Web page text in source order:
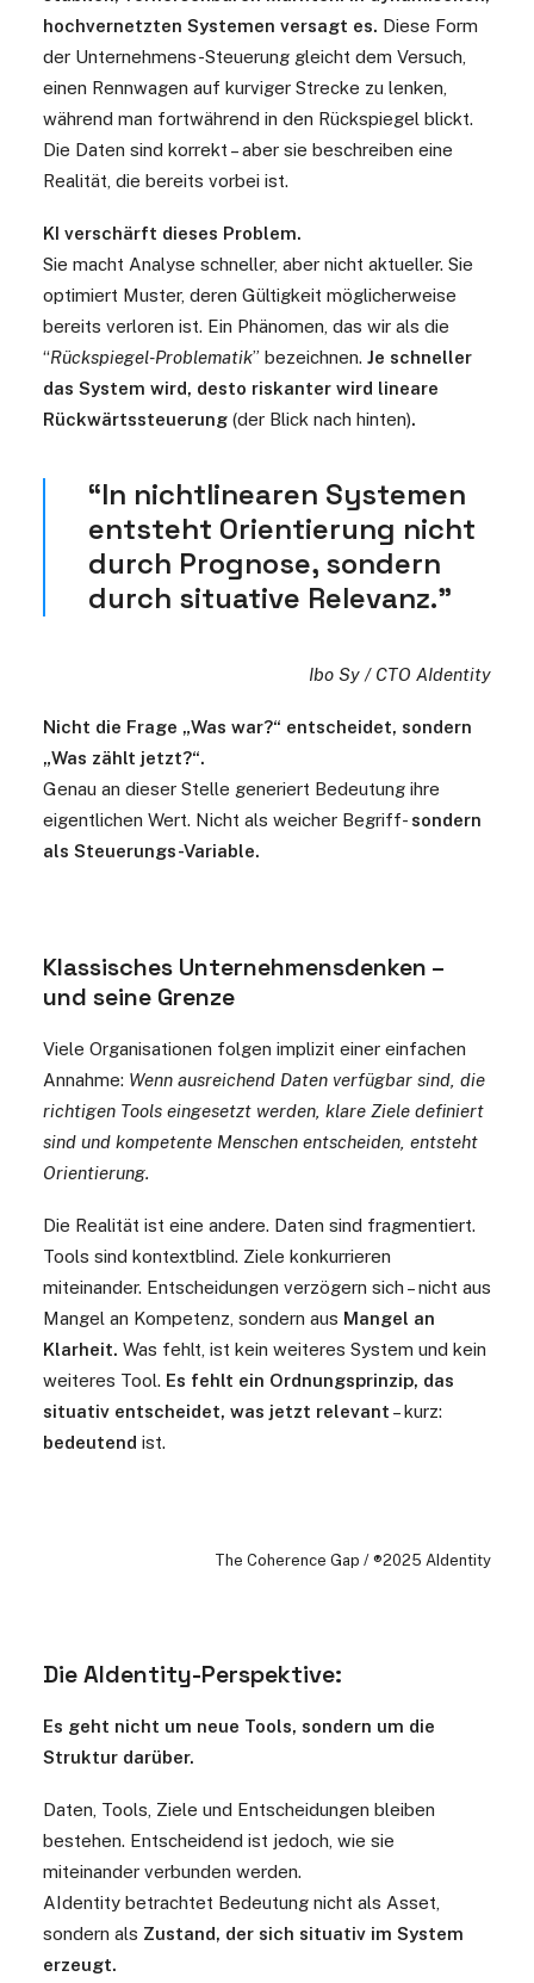
hochvernetzten Systemen versagt es. Diese Form
der Unternehmens-Steuerung gleicht dem Versuch,
einen Rennwagen auf kurviger Strecke zu lenken,
während man fortwährend in den Rückspiegel blickt.
Die Daten sind korrekt – aber sie beschreiben eine
Realität, die bereits vorbei ist.
KI verschärft dieses Problem.
Sie macht Analyse schneller, aber nicht aktueller. Sie
optimiert Muster, deren Gültigkeit möglicherweise
bereits verloren ist. Ein Phänomen, das wir als die
“Rückspiegel-Problematik” bezeichnen. Je schneller
das System wird, desto riskanter wird lineare
Rückwärtssteuerung (der Blick nach hinten).
“In nichtlinearen Systemen
entsteht Orientierung nicht
durch Prognose, sondern
durch situative Relevanz.”
Ibo Sy / CTO AIdentity
Nicht die Frage „Was war?“ entscheidet, sondern
„Was zählt jetzt?“.
Genau an dieser Stelle generiert Bedeutung ihre
eigentlichen Wert. Nicht als weicher Begriff- sondern
als Steuerungs-Variable.
Klassisches Unternehmensdenken –
und seine Grenze
Viele Organisationen folgen implizit einer einfachen
Annahme: Wenn ausreichend Daten verfügbar sind, die
richtigen Tools eingesetzt werden, klare Ziele definiert
sind und kompetente Menschen entscheiden, entsteht
Orientierung.
Die Realität ist eine andere. Daten sind fragmentiert.
Tools sind kontextblind. Ziele konkurrieren
miteinander. Entscheidungen verzögern sich – nicht aus
Mangel an Kompetenz, sondern aus Mangel an
Klarheit. Was fehlt, ist kein weiteres System und kein
weiteres Tool. Es fehlt ein Ordnungsprinzip, das
situativ entscheidet, was jetzt relevant – kurz:
bedeutend ist.
The Coherence Gap / ®2025 AIdentity
Die AIdentity-Perspektive:
Es geht nicht um neue Tools, sondern um die
Struktur darüber.
Daten, Tools, Ziele und Entscheidungen bleiben
bestehen. Entscheidend ist jedoch, wie sie
miteinander verbunden werden.
AIdentity betrachtet Bedeutung nicht als Asset,
sondern als Zustand, der sich situativ im System
erzeugt.